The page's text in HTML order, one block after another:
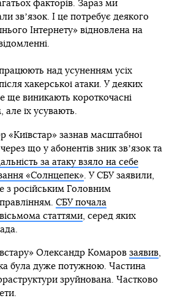
факторів. Зараз ми
звʼязок. І це потребує деякого
Інтернету» відновлена на
працюють над усуненням усіх
хакерської атаки. У деяких
ще виникають короткочасні
але їх усувають.
«Київстар» зазнав масштабної
що у абонентів зник звʼязок та
за атаку взяло на себе
«Солнцепек». У СБУ заявили,
з російським Головним
СБУ почала
статтями, серед яких
Олександр Комаров заявив,
була дуже потужною. Частина
зруйнована. Частково